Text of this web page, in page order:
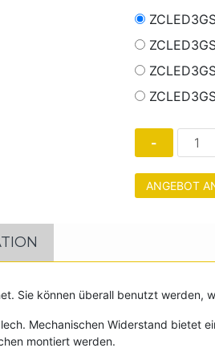
ANGEBOT
Sie können überall benutzt werden,
Mechanischen Widerstand bietet
montiert werden.